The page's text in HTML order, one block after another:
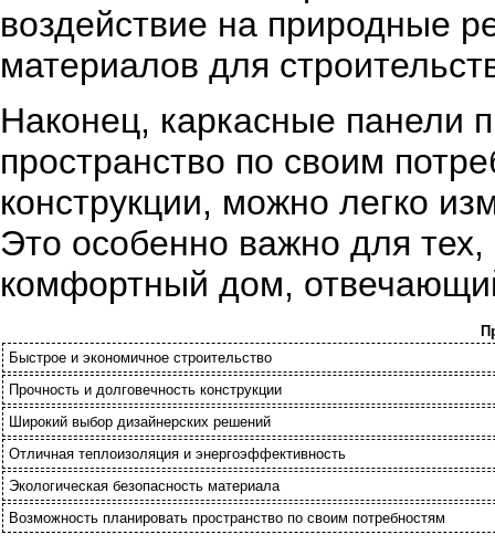
воздействие на природные
материалов для
Наконец, каркасные панели
пространство по своим
конструкции, можно легко
Это особенно важно для тех,
комфортный дом,
Быстрое и экономичное строительство
Прочность и долговечность конструкции
Широкий выбор дизайнерских решений
Отличная теплоизоляция и энергоэффективность
Экологическая безопасность материала
Возможность планировать пространство по своим потребностям